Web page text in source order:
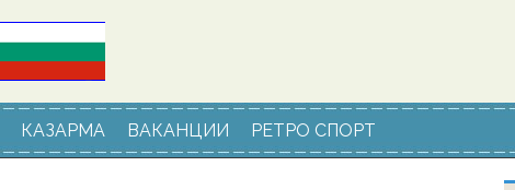
КАЗАРМА ВАКАНЦИИ РЕТРО СПОРТ